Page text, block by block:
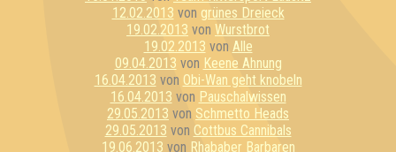
12.02.2013 von grünes Dreieck
19.02.2013 von Wurstbrot
19.02.2013 von Alle
09.04.2013 von Keene Ahnung
16.04.2013 von Obi-Wan geht knobeln
16.04.2013 von Pauschalwissen
29.05.2013 von Schmetto Heads
29.05.2013 von Cottbus Cannibals
19.06.2013 von Rhababer Barbaren